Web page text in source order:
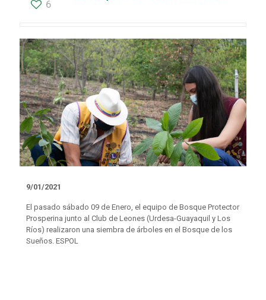
6
9/01/2021
El pasado sábado 09 de Enero, el equipo de Bosque Protector
Prosperina junto al Club de Leones (Urdesa-Guayaquil y Los
Ríos) realizaron una siembra de árboles en el Bosque de los
Sueños. ESPOL